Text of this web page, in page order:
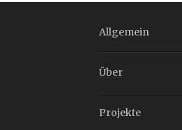
Allgemein
Über
Projekte